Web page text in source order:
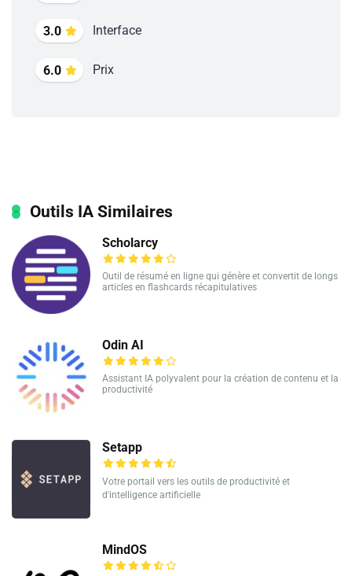
3.0 Interface
6.0 Prix
Outils IA Similaires
Scholarcy
Outil de résumé en ligne qui génère et convertit de longs
articles en flashcards récapitulatives
Odin AI
Assistant IA polyvalent pour la création de contenu et la
productivité
Setapp
Votre portail vers les outils de productivité et
d'intelligence artificielle
MindOS